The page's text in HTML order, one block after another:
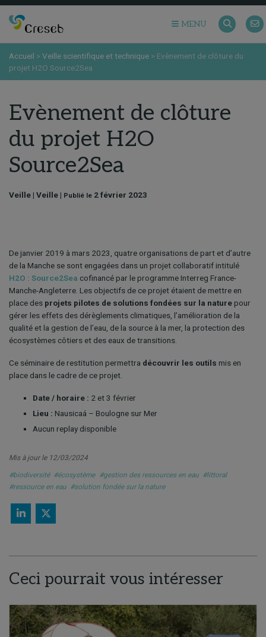
MENU
Accueil >Veille scientifique et technique > Evènement de clôture du
projet H2O Source2Sea
Evènement de clôture
du projet H2O
Source2Sea
Veille | Veille | Publié le 2 février 2023
De janvier 2019 à mars 2023, quatre organisations de part et d’autre
de la Manche se sont engagées dans un projet collaboratif intitulé
H2O : Source2Sea cofinancé par le programme Interreg France-
Manche-Angleterre. Les objectifs de ce projet étaient de mettre en
place des projets pilotes de solutions fondées sur la nature pour
gérer les effets des dérèglements climatiques, l’amélioration de la
qualité et la gestion de l’eau, de la source à la mer, la protection des
écosystèmes côtiers et des eaux de transitions.
Ce séminaire de restitution permettra découvrir les outils mis en
place dans le cadre de ce projet.
Date / horaire : 2 et 3 février
Lieu : Nausicaá – Boulogne sur Mer
Aucun replay disponible
Mis à jour le 12/03/2024
#biodiversité #écosystème #gestion des ressources en eau #littoral
#ressource en eau #solution fondée sur la nature
Ceci pourrait vous intéresser